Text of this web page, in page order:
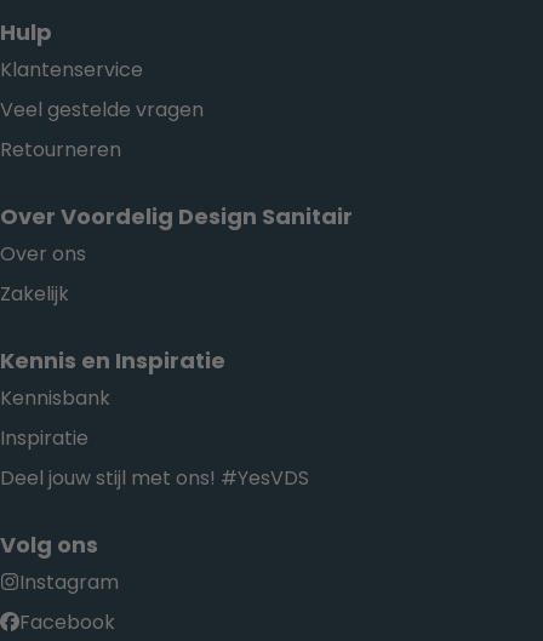
Hulp
Klantenservice
Veel gestelde vragen
Retourneren
Over Voordelig Design Sanitair
Over ons
Zakelijk
Kennis en Inspiratie
Kennisbank
Inspiratie
Deel jouw stijl met ons! #YesVDS
Volg ons
Instagram
Facebook